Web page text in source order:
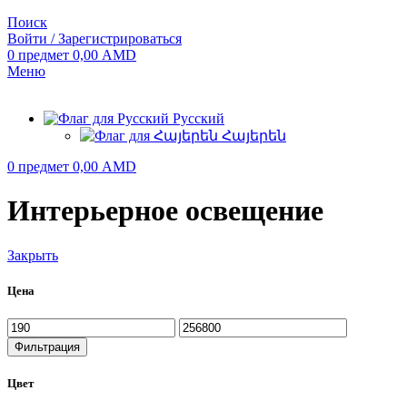
Поиск
Войти / Зарегистрироваться
0 предмет 0,00 AMD
Меню
Русский
Հայերեն
0 предмет 0,00 AMD
Интерьерное освещение
Закрыть
Цена
Минимальная
цена
Максимальная
цена
Фильтрация
Цвет